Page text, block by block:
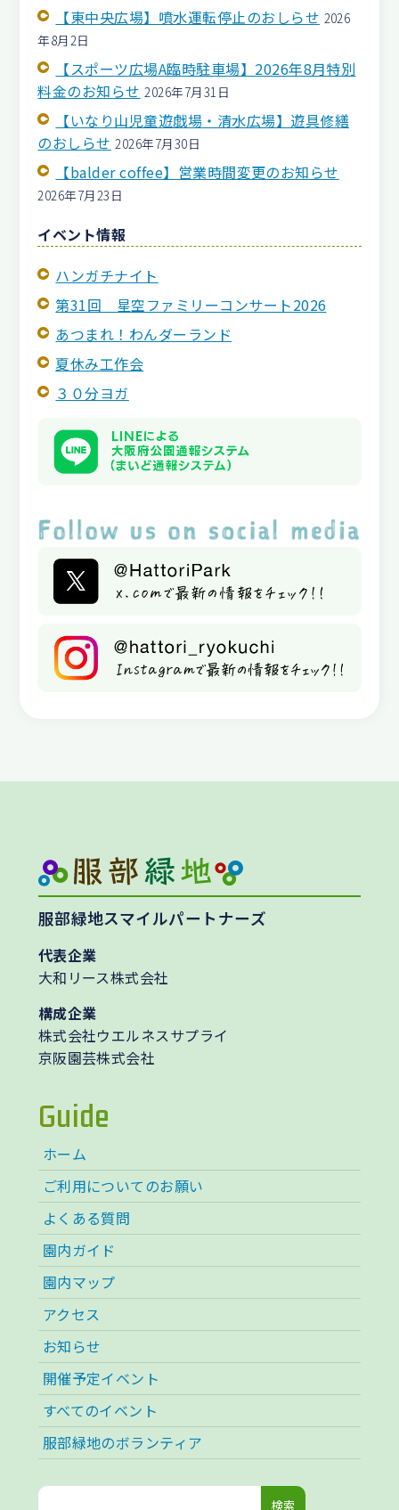
【東中央広場】噴水運転停止のおしらせ 2026
年8月2日
【スポーツ広場A臨時駐車場】2026年8月特別
料金のお知らせ 2026年7月31日
【いなり山児童遊戯場・清水広場】遊具修繕
のおしらせ 2026年7月30日
【balder coffee】営業時間変更のお知らせ
2026年7月23日
イベント情報
ハンガチナイト
第31回 星空ファミリーコンサート2026
あつまれ！わんダーランド
夏休み工作会
３０分ヨガ
服部緑地スマイルパートナーズ
代表企業
大和リース株式会社
構成企業
株式会社ウエルネスサプライ
京阪園芸株式会社
Guide
ホーム
ご利用についてのお願い
よくある質問
園内ガイド
園内マップ
アクセス
お知らせ
開催予定イベント
すべてのイベント
服部緑地のボランティア